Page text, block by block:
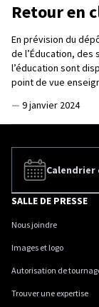
Retour en
En prévision du
de l’Éducation,
l’éducation sont
point de vue
— 9 janvier 2024
Calendrier
SALLE DE PRESSE
Nous joindre
Images et logo
Autorisation de
Trouver une expertise